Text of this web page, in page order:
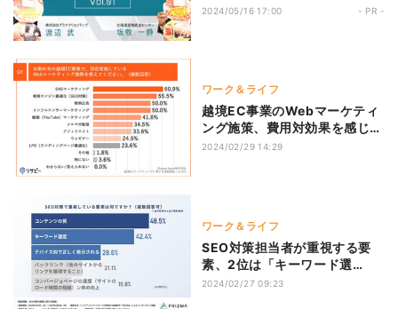
とは？ 第3回 受注率は過去最高
2024/05/16 17:00 - PR -
ワーク＆ライフ
越境EC事業のWebマーケティ
ング施策、費用対効果を感じて
いる割合は?
2024/02/29 14:29
ワーク＆ライフ
SEO対策担当者が重視する要
素、2位は「キーワード選
定」、1位は？
2024/02/27 09:23